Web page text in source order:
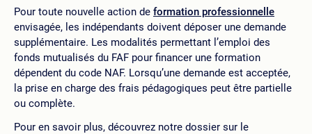
Pour toute nouvelle action de formation professionnelle
envisagée, les indépendants doivent déposer une demande
supplémentaire. Les modalités permettant l’emploi des
fonds mutualisés du FAF pour financer une formation
dépendent du code NAF. Lorsqu’une demande est acceptée,
la prise en charge des frais pédagogiques peut être partielle
ou complète.
Pour en savoir plus, découvrez notre dossier sur le